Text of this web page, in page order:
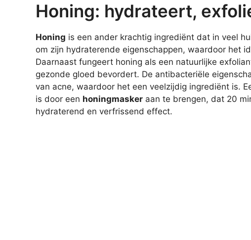
Honing: hydrateert,
Honing is een ander krachtig ingrediënt dat in veel
om zijn hydraterende eigenschappen, waardoor het
Daarnaast fungeert honing als een natuurlijke
gezonde gloed bevordert. De antibacteriële
van acne, waardoor het een veelzijdig ingrediënt is.
is door een honingmasker aan te brengen, dat 20
hydraterend en verfrissend effect.